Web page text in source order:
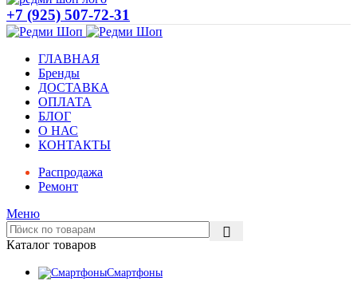
+7 (925) 507-72-31
ГЛАВНАЯ
Бренды
ДОСТАВКА
ОПЛАТА
БЛОГ
О НАС
КОНТАКТЫ
Распродажа
Ремонт
Меню
Каталог товаров
Смартфоны